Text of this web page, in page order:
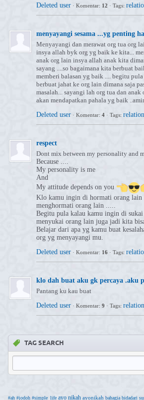
Deleted user · Komentar: 12 · Tags:
menyayangi sesama ...yg penting
Menyayangi dan merawat org tua org
insya allah byk org yg baik ke kita...
anak org lain insya allah anak kita
sayang ....so bagaimana kita berbuat
memberi balasan yg baik .... begitu
berbuat jahat ke org lain dimana saja
masalah... sayangi lah org tua dan
akan mendapatkan pahala yg baik
Deleted user · Komentar: 4 · Tags:
respect
Dont mix between my personality and
Because ....
My personality is me
And
My attitude depends on you
Klo kamu ingin di hormati orang lain
menghormati orang lain .....
Begitu pula kalau kamu ingin di
menyukai orang lain juga jadi kita
Belajar dari apa yg kamu buat
org yg menyayangi mu.
Deleted user · Komentar: 16 · Tags:
klo dah buat aku gk percaya .aku
Pantang ku kau buat
Deleted user · Komentar: 9 · Tags:
TAG SEARCH
#ah #jodoh #simple_life ayo nikah ayonikah bahagia bidadari